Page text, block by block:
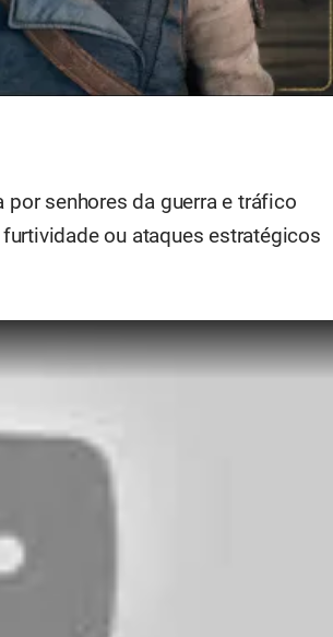
senhores da guerra e tráfico
ou ataques estratégicos